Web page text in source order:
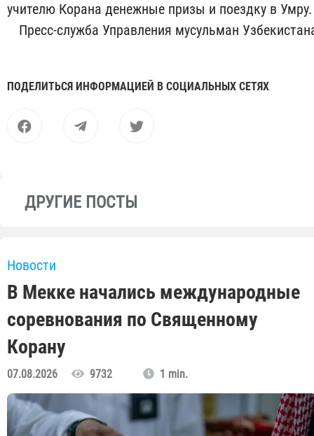
учителю Корана денежные призы и поездку в Умру.
Пресс-служба Управления мусульман
ПОДЕЛИТЬСЯ ИНФОРМАЦИЕЙ В СОЦИАЛЬНЫХ СЕТЯХ
ДРУГИЕ ПОСТЫ
Новости
В Мекке начались международные
соревнования по Священному
Корану
07.08.2026 9732 1 min.